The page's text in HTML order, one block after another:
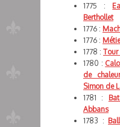
1775 :
Berthollet
1776 :
1776 :
1778 : Tour
1780 :
de
Simon de
1781 :
Abbans
1783 :